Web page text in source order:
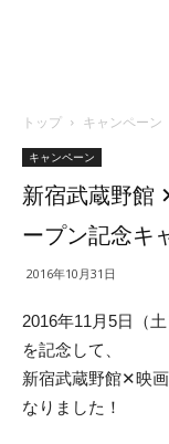
トップ キャンペーン
キャンペーン
新宿武蔵野館
ープン記念キ
2016年10月31日
2016年11月5日（
を記念して、
新宿武蔵野館✕映
なりました！